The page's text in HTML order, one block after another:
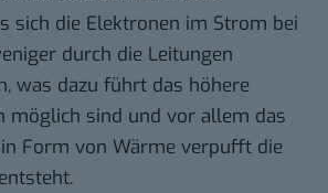
sich die Elektronen im Strom bei
durch die Leitungen
was dazu führt das höhere
möglich sind und vor allem das
Form von Wärme verpufft die